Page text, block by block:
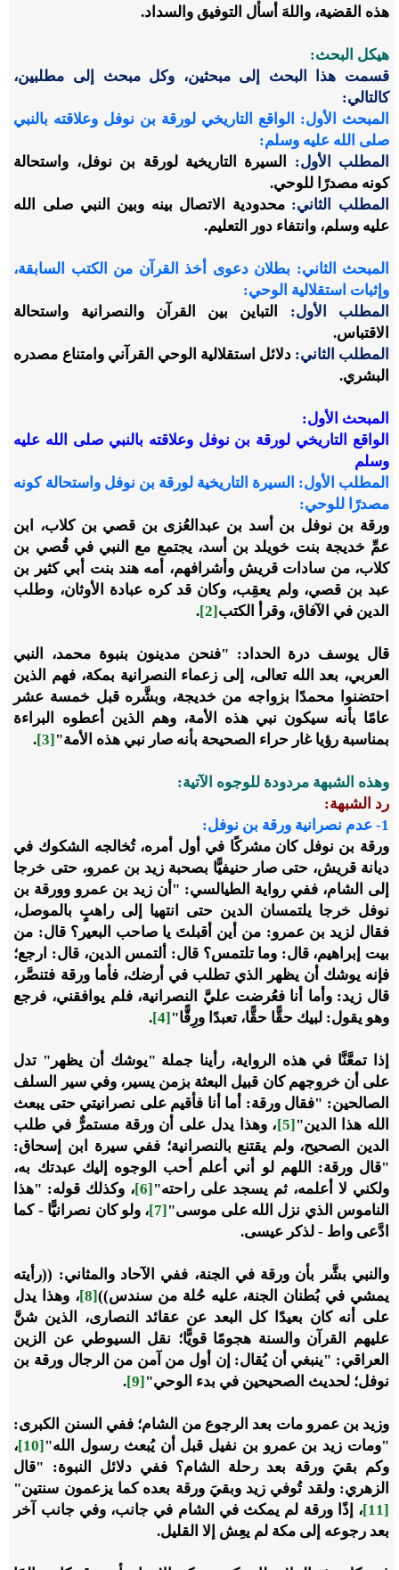
هذه القضية، واللهَ أسأل التوفيق والسداد.
هيكل البحث:
قسمت هذا البحث إلى مبحثين، وكل مبحث إلى مطلبين،
كالتالي:
المبحث الأول: الواقع التاريخي لورقة بن نوفل وعلاقته بالنبي
صلى الله عليه وسلم:
المطلب الأول:
السيرة التاريخية لورقة بن نوفل، واستحالة
كونه مصدرًا للوحي.
المطلب الثاني:محدودية الاتصال بينه وبين النبي صلى الله
عليه وسلم، وانتفاء دور التعليم.
المبحث الثاني: بطلان دعوى أخذ القرآن من الكتب السابقة،
وإثبات استقلالية الوحي:
المطلب الأول:
التباين بين القرآن والنصرانية واستحالة
الاقتباس.
المطلب الثاني:دلائل استقلالية الوحي القرآني وامتناع مصدره
البشري.
المبحث الأول:
الواقع التاريخي لورقة بن نوفل وعلاقته بالنبي صلى الله عليه
وسلم
المطلب الأول: السيرة التاريخية لورقة بن نوفل واستحالة كونه
مصدرًا للوحي:
ورقة بن نوفل بن
أسد بن عبدالعُزى بن قصي بن كلاب، ابن
عمِّ خديجة بنت خويلد بن أسد، يجتمع مع النبي في قُصي بن
كلاب، من سادات قريش وأشرافهم، أمه هند بنت أبي كثير بن
عبد بن قصي، ولم يعقِب، وكان قد كره عبادة الأوثان، وطلب
الدين في الآفاق، وقرأ الكتب[2]
.
قال يوسف درة الحداد: "فنحن مدينون بنبوة محمد، النبي
العربي، بعد الله تعالى، إلى زعماء النصرانية بمكة، فهم الذين
احتضنوا محمدًا بزواجه من خديجة، وبشَّره قبل خمسة عشر
عامًا بأنه سيكون نبي هذه الأمة، وهم الذين أعطوه البراءة
بمناسبة رؤيا غار حراء الصحيحة بأنه صار نبي هذه الأمة"[3]
.
وهذه الشبهة مردودة للوجوه الآتية:
رد الشبهة:
1- عدم نصرانية ورقة بن نوفل:
ورقة بن نوفل كان مشركًا في أول أمره، تُخالجه الشكوك في
ديانة قريش، حتى صار حنيفيًّا بصحبة زيد بن عمرو، حتى خرجا
إلى الشام، ففي رواية الطيالسي: "أن زيد بن عمرو وورقة بن
نوفل خرجا يلتمسان الدين حتى انتهيا إلى راهبٍ بالموصل،
فقال لزيد بن عمرو: من أين أقبلتَ يا صاحب البعير؟ قال: من
بيت إبراهيم، قال: وما تلتمس؟ قال: ألتمس الدين، قال: ارجع؛
فإنه يوشك أن يظهر الذي تطلب في أرضك، فأما ورقة فتنصَّر،
قال زيد: وأما أنا فعُرضت عليَّ النصرانية، فلم يوافقني، فرجع
وهو يقول: لبيك حقًّا حقًّا، تعبدًا ورِقًّا"[4]
.
إذا تمعَّنَّا في هذه الرواية، رأينا جملة "يوشك أن يظهر" تدل
على أن خروجهم كان قبيل البعثة بزمن يسير، وفي سير السلف
الصالحين: "فقال ورقة: أما أنا فأقيم على نصرانيتي حتى يبعث
الله هذا الدين"[5]
، وهذا يدل على أن ورقة مستمرٌّ في طلب
الدين الصحيح، ولم يقتنع بالنصرانية؛ ففي سيرة ابن إسحاق:
"قال ورقة: اللهم لو أني أعلم أحب الوجوه إليك عبدتك به،
ولكني لا أعلمه، ‌ثم ‌يسجد ‌على ‌راحته"[6]
، وكذلك قوله: "هذا
الناموس الذي نزل الله على موسى"[7]
، ولو كان نصرانيًّا - كما
ادَّعى واط - لذكر عيسى.
والنبي بشَّر بأن ورقة في الجنة، ففي الآحاد والمثاني: ((رأيته
يمشي في بُطنان الجنة، عليه حُلة من سندس))[8]
، وهذا يدل
على أنه كان بعيدًا كل البعد عن عقائد النصارى، الذين شنَّ
عليهم القرآن والسنة هجومًا قويًّا؛ نقل السيوطي عن الزين
العراقي: "ينبغي أن يُقال: إن أول من آمن من الرجال ورقة بن
نوفل؛ لحديث الصحيحين في بدء الوحي"[9]
.
وزيد بن عمرو مات بعد الرجوع من الشام؛ ففي السنن الكبرى:
"ومات زيد بن عمرو بن نفيل قبل أن يُبعث رسول الله"[10]
،
وكم بقيَ ورقة بعد رحلة الشام؟ ففي دلائل النبوة: "قال
الزهري: ‌ولقد ‌تُوفي ‌زيد ‌وبقيَ ‌ورقة بعده كما يزعمون سنتين"
[11]
، إذًا ورقة لم يمكث في الشام في جانب، وفي جانب آخر
بعد رجوعه إلى مكة لم يعِش إلا القليل.